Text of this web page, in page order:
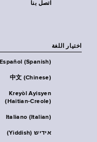
اتصل بنا
اختيار اللغة
Español (Spanish)
中文 (Chinese)
Kreyòl Ayisyen
(Haitian-Creole)
Italiano (Italian)
אידיש (Yiddish)